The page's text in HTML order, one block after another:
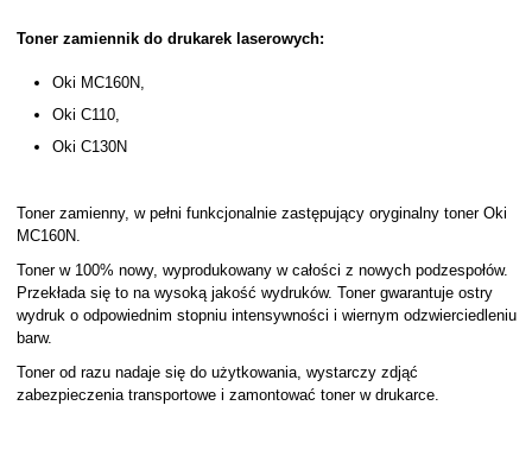
Toner zamiennik do drukarek laserowych:
Oki MC160N,
Oki C110,
Oki C130N
Toner zamienny, w pełni funkcjonalnie zastępujący oryginalny toner Oki
MC160N.
Toner w 100% nowy, wyprodukowany w całości z nowych podzespołów.
Przekłada się to na wysoką jakość wydruków. Toner gwarantuje ostry
wydruk o odpowiednim stopniu intensywności i wiernym odzwierciedleniu
barw.
Toner od razu nadaje się do użytkowania, wystarczy zdjąć
zabezpieczenia transportowe i zamontować toner w drukarce.